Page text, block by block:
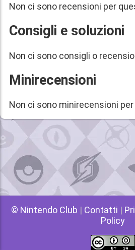
Non ci sono recensioni per
Consigli e soluzioni
Non ci sono consigli o
Minirecensioni
Non ci sono minirecensioni
© Nintendo Club | Contatti |
Policy